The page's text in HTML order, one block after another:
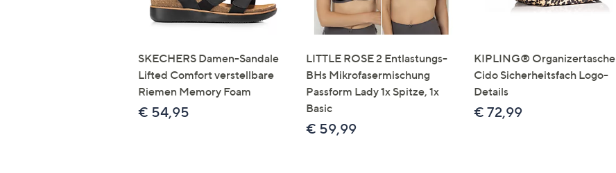
SKECHERS Damen-Sandale
Lifted Comfort verstellbare
Riemen Memory Foam
€ 54,95
LITTLE ROSE 2 Entlastungs-
BHs Mikrofasermischung
Passform Lady 1x Spitze, 1x
Basic
€ 59,99
KIPLING® Organizertasche
Cido Sicherheitsfach Logo-
Details
€ 72,99